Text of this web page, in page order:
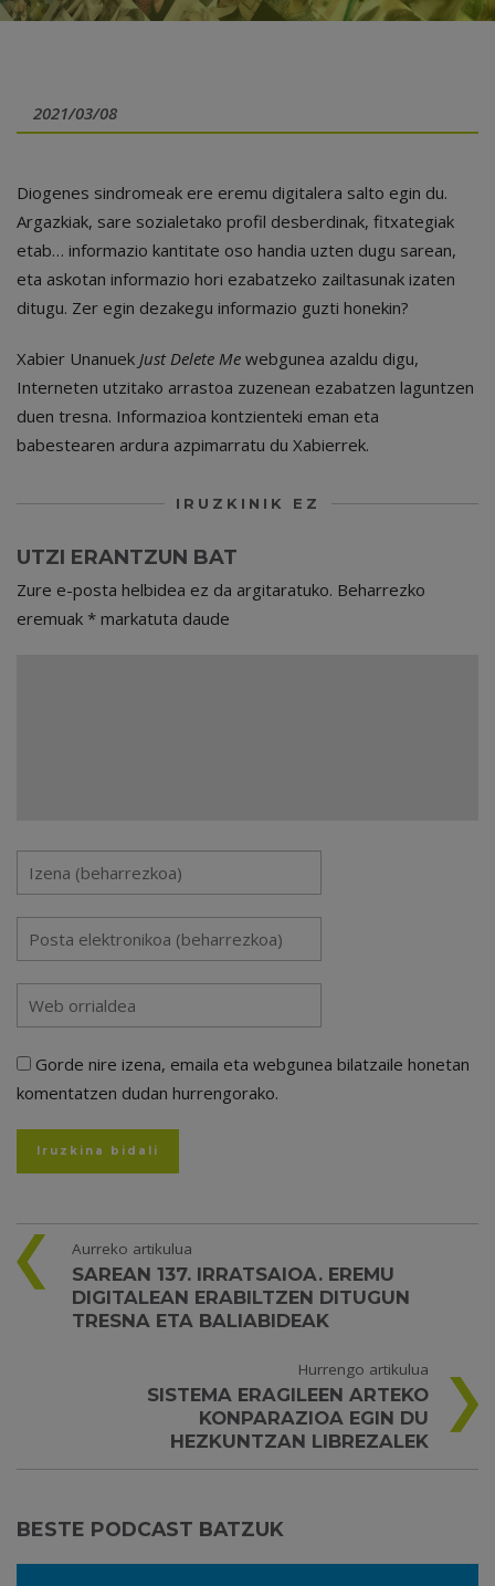
2021/03/08
Diogenes sindromeak ere eremu digitalera salto egin du.
Argazkiak, sare sozialetako profil desberdinak, fitxategiak
etab… informazio kantitate oso handia uzten dugu sarean,
eta askotan informazio hori ezabatzeko zailtasunak izaten
ditugu. Zer egin dezakegu informazio guzti honekin?
Xabier Unanuek Just Delete Me webgunea azaldu digu,
Interneten utzitako arrastoa zuzenean ezabatzen laguntzen
duen tresna. Informazioa kontzienteki eman eta
babestearen ardura azpimarratu du Xabierrek.
IRUZKINIK EZ
UTZI ERANTZUN BAT
Zure e-posta helbidea ez da argitaratuko. Beharrezko
eremuak * markatuta daude
Gorde nire izena, emaila eta webgunea bilatzaile honetan
komentatzen dudan hurrengorako.
Aurreko artikulua
SAREAN 137. IRRATSAIOA. EREMU
DIGITALEAN ERABILTZEN DITUGUN
TRESNA ETA BALIABIDEAK
Hurrengo artikulua
SISTEMA ERAGILEEN ARTEKO
KONPARAZIOA EGIN DU
HEZKUNTZAN LIBREZALEK
BESTE PODCAST BATZUK